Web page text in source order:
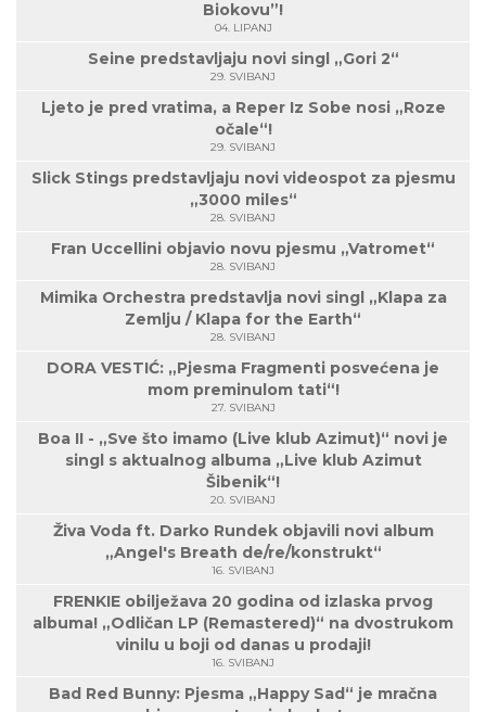
Biokovu”!
04. LIPANJ
Seine predstavljaju novi singl „Gori 2“
29. SVIBANJ
Ljeto je pred vratima, a Reper Iz Sobe nosi „Roze
očale“!
29. SVIBANJ
Slick Stings predstavljaju novi videospot za pjesmu
„3000 miles“
28. SVIBANJ
Fran Uccellini objavio novu pjesmu „Vatromet“
28. SVIBANJ
Mimika Orchestra predstavlja novi singl „Klapa za
Zemlju / Klapa for the Earth“
28. SVIBANJ
DORA VESTIĆ: „Pjesma Fragmenti posvećena je
mom preminulom tati“!
27. SVIBANJ
Boa II - „Sve što imamo (Live klub Azimut)“ novi je
singl s aktualnog albuma „Live klub Azimut
Šibenik“!
20. SVIBANJ
Živa Voda ft. Darko Rundek objavili novi album
„Angel's Breath de/re/konstrukt“
16. SVIBANJ
FRENKIE obilježava 20 godina od izlaska prvog
albuma! „Odličan LP (Remastered)“ na dvostrukom
vinilu u boji od danas u prodaji!
16. SVIBANJ
Bad Red Bunny: Pjesma „Happy Sad“ je mračna